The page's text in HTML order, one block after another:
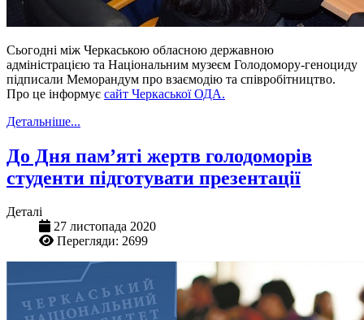
Сьогодні між Черкаською обласною державною
адміністрацією та Національним музеєм Голодомору-геноциду
підписали Меморандум про взаємодію та співробітництво.
Про це інформує сайт Черкаської ОДА.
Детальніше...
До Дня пам’яті жертв голодоморів
студенти підготувати презентації
Деталі
27 листопада 2020
Перегляди: 2699